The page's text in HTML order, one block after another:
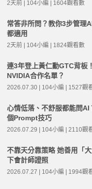
2天前 | 104小編 | 1604觀看數
常答非所問？教你3步管理
都適用
2天前 | 104小編 | 1824觀看數
連3年登上黃仁勳GTC背板
NVIDIA合作名單？
2026.07.30 | 104小編 | 1527觀
心情低落、不舒服都能問
個Prompt技巧
2026.07.29 | 104小編 | 2110觀
不靠天分靠策略 她善用「
下會計師證照
2026.07.27 | 104小編 | 1994觀